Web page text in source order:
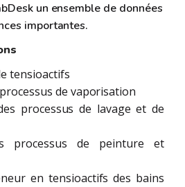
un ensemble de données
importantes.
tensioactifs
de vaporisation
processus de lavage et de
processus de peinture et
en tensioactifs des bains